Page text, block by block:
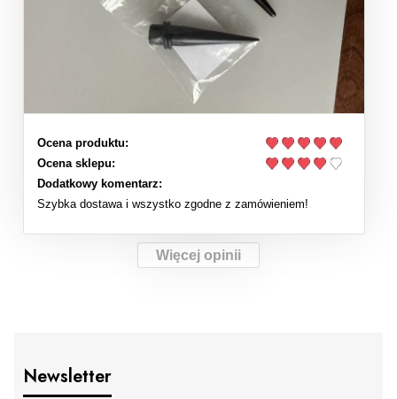
Ocena produktu:
Ocena sklepu:
Dodatkowy komentarz:
Szybka dostawa i wszystko zgodne z zamówieniem!
Więcej opinii
Newsletter